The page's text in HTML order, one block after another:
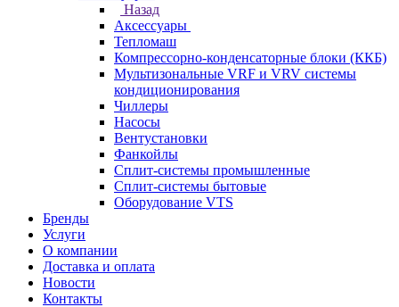
Назад
Аксессуары
Тепломаш
Компрессорно-конденсаторные блоки (ККБ)
Мультизональные VRF и VRV системы
кондиционирования
Чиллеры
Насосы
Вентустановки
Фанкойлы
Сплит-системы промышленные
Сплит-системы бытовые
Оборудование VTS
Бренды
Услуги
О компании
Доставка и оплата
Новости
Контакты